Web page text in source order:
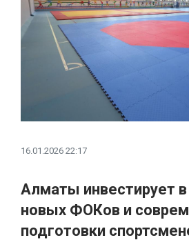
16.01.2026 22:17
Алматы инвестирует в
новых ФОКов и
подготовки